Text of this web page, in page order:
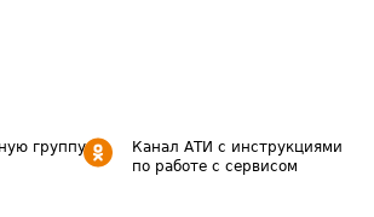
группу
Канал АТИ с инструкциями
по работе с сервисом